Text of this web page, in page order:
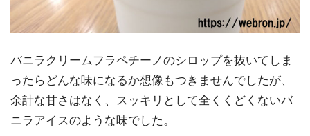
バニラクリームフラペチーノのシロップを抜いてしま
ったらどんな味になるか想像もつきませんでしたが、
余計な甘さはなく、スッキリとして全くくどくないバ
ニラアイスのような味でした。